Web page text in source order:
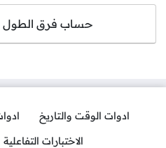
حساب فرق
ادوات الوقت والتاريخ
الاختبارات التفاعلية